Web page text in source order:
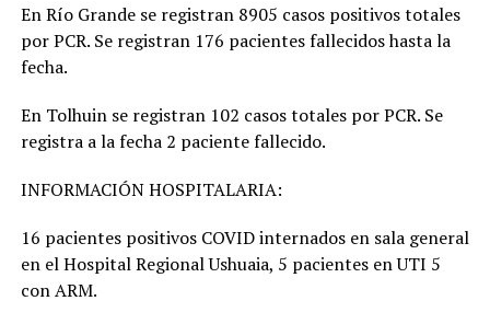
En Río Grande se registran 8905 casos positivos totales
por PCR. Se registran 176 pacientes fallecidos hasta la
fecha.
En Tolhuin se registran 102 casos totales por PCR. Se
registra a la fecha 2 paciente fallecido.
INFORMACIÓN HOSPITALARIA:
16 pacientes positivos COVID internados en sala general
en el Hospital Regional Ushuaia, 5 pacientes en UTI 5
con ARM.